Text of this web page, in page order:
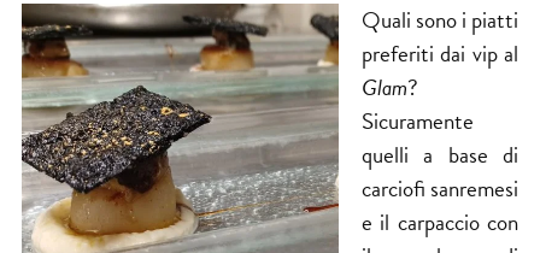
Quali sono i piatti
preferiti dai vip al
Glam?
Sicuramente
quelli a base di
carciofi sanremesi
e il carpaccio con